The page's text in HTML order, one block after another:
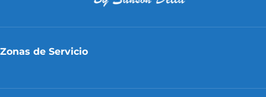
Zonas de Servicio